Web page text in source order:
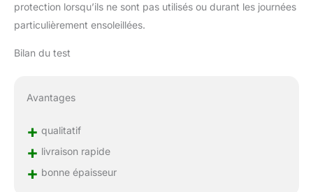
protection lorsqu’ils ne sont pas utilisés ou durant les journées
particulièrement ensoleillées.
Bilan du test
Avantages
+ qualitatif
+ livraison rapide
+ bonne épaisseur